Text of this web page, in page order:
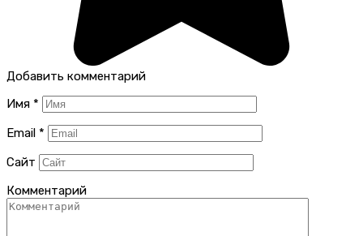
Добавить комментарий
Имя *
Email *
Сайт
Комментарий